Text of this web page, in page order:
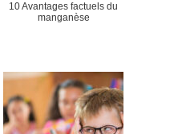
10 Avantages factuels du
manganèse